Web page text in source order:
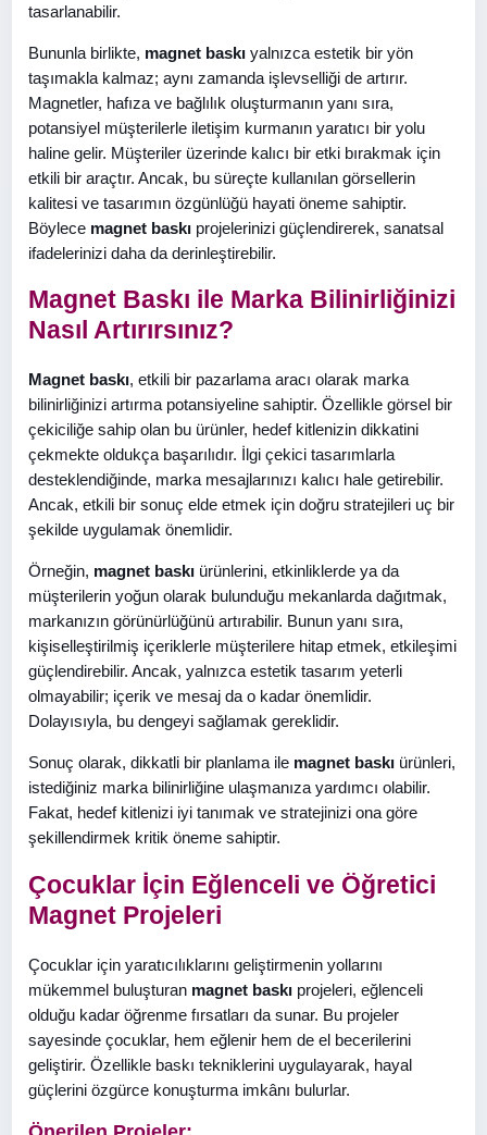
tasarlanabilir.
Bununla birlikte, magnet baskı yalnızca estetik bir yön
taşımakla kalmaz; aynı zamanda işlevselliği de artırır.
Magnetler, hafıza ve bağlılık oluşturmanın yanı sıra,
potansiyel müşterilerle iletişim kurmanın yaratıcı bir yolu
haline gelir. Müşteriler üzerinde kalıcı bir etki bırakmak için
etkili bir araçtır. Ancak, bu süreçte kullanılan görsellerin
kalitesi ve tasarımın özgünlüğü hayati öneme sahiptir.
Böylece magnet baskı projelerinizi güçlendirerek, sanatsal
ifadelerinizi daha da derinleştirebilir.
Magnet Baskı ile Marka Bilinirliğinizi
Nasıl Artırırsınız?
Magnet baskı, etkili bir pazarlama aracı olarak marka
bilinirliğinizi artırma potansiyeline sahiptir. Özellikle görsel bir
çekiciliğe sahip olan bu ürünler, hedef kitlenizin dikkatini
çekmekte oldukça başarılıdır. İlgi çekici tasarımlarla
desteklendiğinde, marka mesajlarınızı kalıcı hale getirebilir.
Ancak, etkili bir sonuç elde etmek için doğru stratejileri uç bir
şekilde uygulamak önemlidir.
Örneğin, magnet baskı ürünlerini, etkinliklerde ya da
müşterilerin yoğun olarak bulunduğu mekanlarda dağıtmak,
markanızın görünürlüğünü artırabilir. Bunun yanı sıra,
kişiselleştirilmiş içeriklerle müşterilere hitap etmek, etkileşimi
güçlendirebilir. Ancak, yalnızca estetik tasarım yeterli
olmayabilir; içerik ve mesaj da o kadar önemlidir.
Dolayısıyla, bu dengeyi sağlamak gereklidir.
Sonuç olarak, dikkatli bir planlama ile magnet baskı ürünleri,
istediğiniz marka bilinirliğine ulaşmanıza yardımcı olabilir.
Fakat, hedef kitlenizi iyi tanımak ve stratejinizi ona göre
şekillendirmek kritik öneme sahiptir.
Çocuklar İçin Eğlenceli ve Öğretici
Magnet Projeleri
Çocuklar için yaratıcılıklarını geliştirmenin yollarını
mükemmel buluşturan magnet baskı projeleri, eğlenceli
olduğu kadar öğrenme fırsatları da sunar. Bu projeler
sayesinde çocuklar, hem eğlenir hem de el becerilerini
geliştirir. Özellikle baskı tekniklerini uygulayarak, hayal
güçlerini özgürce konuşturma imkânı bulurlar.